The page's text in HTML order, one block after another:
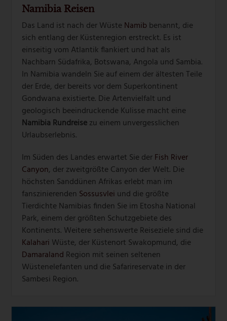
Namibia Reisen
Das Land ist nach der Wüste Namib benannt, die
sich entlang der Küstenregion erstreckt. Es ist
einseitig vom Atlantik flankiert und hat als
Nachbarn Südafrika, Botswana, Angola und Sambia.
In Namibia wandeln Sie auf einem der ältesten Teile
der Erde, der bereits vor dem Superkontinent
Gondwana existierte. Die Artenvielfalt und
geologisch beeindruckende Kulisse macht eine
Namibia Rundreisezu einem unvergesslichen
Urlaubserlebnis.
Im Süden des Landes erwartet Sie derFish River
Canyon, der zweitgrößte Canyon der Welt. Die
höchsten Sanddünen Afrikas erlebt man im
fanszinierenden Sossusvlei und die größte
Tierdichte Namibias finden Sie im Etosha National
Park, einem der größten Schutzgebiete des
Kontinents. Weitere sehenswerte Reiseziele sind die
Kalahari Wüste, der Küstenort Swakopmund, die
Damaraland Region mit seinen seltenen
Wüstenelefanten und die Safarireservate in der
Sambesi Region.